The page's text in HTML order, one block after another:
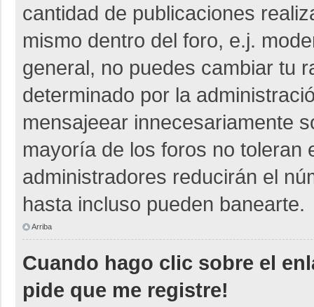
cantidad de publicaciones
mismo dentro del foro, e.j.
general, no puedes cambiar tu
determinado por la
mensajeear innecesariamente
mayoría de los foros no toleran
administradores reducirán el
hasta incluso pueden banearte.
Arriba
Cuando hago clic sobre el
pide que me registre!